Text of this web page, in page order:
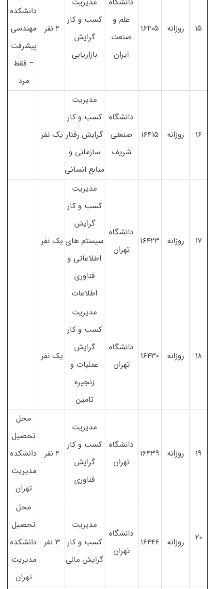
۱۵ روزانه ۱۶۴۰۵
علم و
صنعت
ایران
کسب و کار
گرایش
بازاریابی
۲ نفر
دانشکده
مهندسی
پیشرفت
– فقط
مرد
۱۶ روزانه ۱۶۴۱۵
دانشگاه
صنعتی
شریف
مدیریت
کسب و کار
گرایش رفتار
سازمانی و
منابع انسانی
یک نفر
۱۷ روزانه ۱۶۴۲۳
دانشگاه
تهران
مدیریت
کسب و کار
گرایش
سیستم های
اطلاعاتی و
فناوری
اطلاعات
یک نفر
۱۸ روزانه ۱۶۴۳۰
دانشگاه
تهران
مدیریت
کسب و کار
گرایش
عملیات و
زنجیره
تامین
یک نفر
۱۹ روزانه ۱۶۴۳۹
دانشگاه
تهران
مدیریت
کسب و کار
گرایش
فناوری
۲ نفر
محل
تحصیل
دانشکده
مدیریت
تهران
۲۰ روزانه ۱۶۴۴۶
دانشگاه
تهران
مدیریت
کسب و کار
گرایش مالی
۳ نفر
محل
تحصیل
دانشکده
مدیریت
تهران